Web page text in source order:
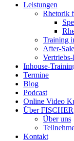
Leistungen
Rhetorik
Training
After-
Inhouse-
Termine
Blog
Podcast
Online Video
Über FISCHER
Über uns
Kontakt